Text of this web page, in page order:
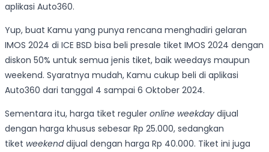
aplikasi Auto360.
Yup, buat Kamu yang punya rencana menghadiri gelaran
IMOS 2024 di ICE BSD bisa beli presale tiket IMOS 2024 dengan
diskon 50% untuk semua jenis tiket, baik weedays maupun
weekend. Syaratnya mudah, Kamu cukup beli di aplikasi
Auto360 dari tanggal 4 sampai 6 Oktober 2024.
Sementara itu, harga tiket reguler online weekday dijual
dengan harga khusus sebesar Rp 25.000, sedangkan
tiket weekenddijual dengan harga Rp 40.000. Tiket ini juga